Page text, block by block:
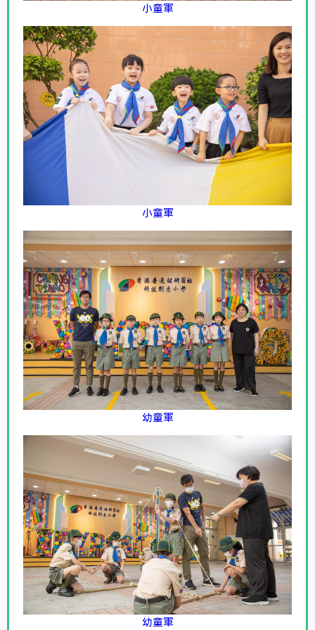
小童軍
小童軍
幼童軍
幼童軍